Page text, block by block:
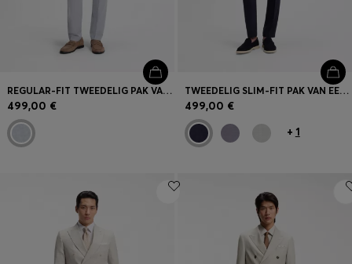
REGULAR-FIT TWEEDELIG PAK VAN ELASTISCHE BOUCLÉSTOF
499,00 €
TWEEDELIG SLIM-FIT PAK VAN EEN MATERIAAL MET MICRODESSIN
499,00 €
+ 1